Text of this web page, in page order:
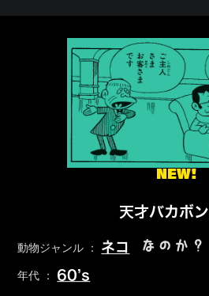
NEW!
天才バカボン
動物ジャンル ： ネコ なのか？
年代 ： 60’s